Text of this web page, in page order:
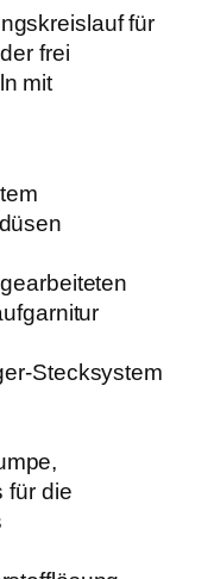
für
frei
mit
Stecksystem
für die